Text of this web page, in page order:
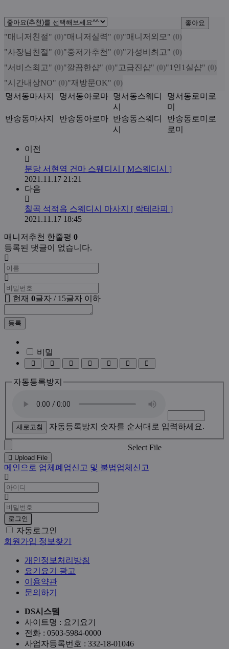
좋아요
"매니저친절" (0)"매니저실력" (0)"매니저외모" (0)
"사장님친절" (0)"중저가추천" (0)"가성비최고" (0)
"서비스최고" (0)"깔끔한샵" (0)"고급진샵" (0)"1인1실샵" (0)
"시간내상NO" (0)"재방문OK" (0)
명서동마사지
명서동아로마
명서동스웨디
시
명서동로미로
미
반송동마사지
반송동아로마
반송동스웨디
시
반송동로미로
로미
키
드
이전
분당 서현역 건마 스웨디시 [ M스웨디시 ]
작
성
일
2021.11.17 21:21
다음
칠곡 석적읍 스웨디시 마사지 [ 락테라피 ]
작
일
2021.11.17 18:45
매니저추천 한줄평 0
등록된 댓글이 없습니다.
댓
글
쓰
이
름
필
수
비
밀
필
수
현재 0글자 / 15글자 이하
등록
비밀
이
모
폰
트
동
영
이
미
댓
글
이
댓
글
이
새
댓
성
자동등록방지
새로고침 자동등록방지 숫자를 순서대로 입력하세요.
Select File
Upload File
메인으로 업체폐업신고 및 불법업체신고
아
이
디
필
수
비
밀
번
호
필
로그인
자동로그인
회원가입 정보찾기
개인정보처리방침
요기요기 광고
이용약관
문의하기
DS시스템
사이트명 : 요기요기
전화 : 0503-5984-0000
사업자등록번호 : 332-18-01046